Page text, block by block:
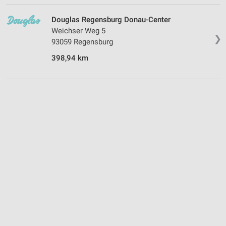
❯
Douglas Regensburg Donau-Center
Weichser Weg 5
93059 Regensburg
398,94 km